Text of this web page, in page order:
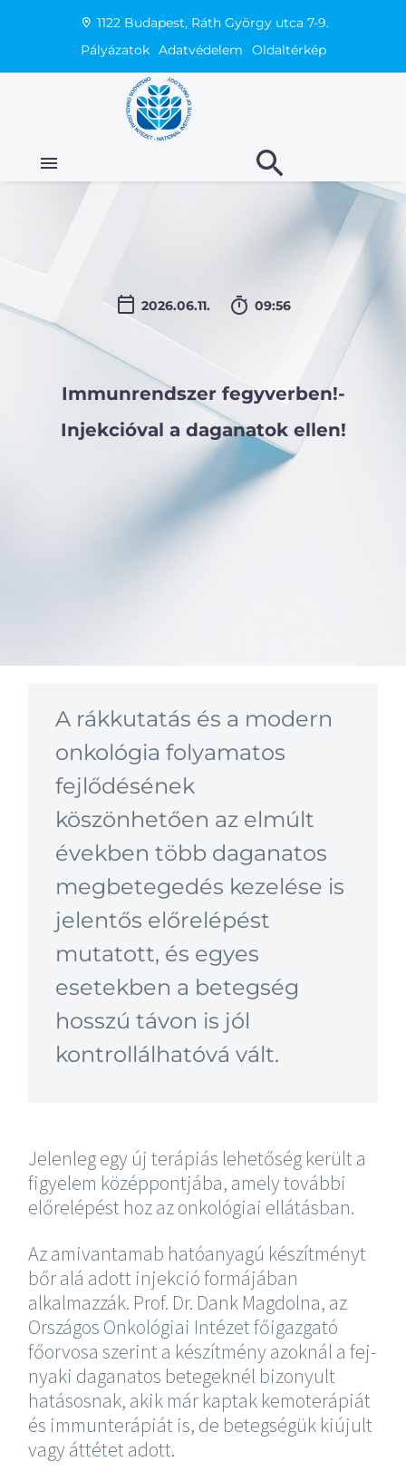
1122 Budapest, Ráth György utca 7-9.
Pályázatok Adatvédelem Oldaltérkép
2026.06.11. 09:56
Immunrendszer fegyverben!-
Injekcióval a daganatok ellen!
A rákkutatás és a modern
onkológia folyamatos
fejlődésének
köszönhetően az elmúlt
években több daganatos
megbetegedés kezelése is
jelentős előrelépést
mutatott, és egyes
esetekben a betegség
hosszú távon is jól
kontrollálhatóvá vált.
Jelenleg egy új terápiás lehetőség került a
figyelem középpontjába, amely további
előrelépést hoz az onkológiai ellátásban.
Az amivantamab hatóanyagú készítményt
bőr alá adott injekció formájában
alkalmazzák. Prof. Dr. Dank Magdolna, az
Országos Onkológiai Intézet főigazgató
főorvosa szerint a készítmény azoknál a fej-
nyaki daganatos betegeknél bizonyult
hatásosnak, akik már kaptak kemoterápiát
és immunterápiát is, de betegségük kiújult
vagy áttétet adott.